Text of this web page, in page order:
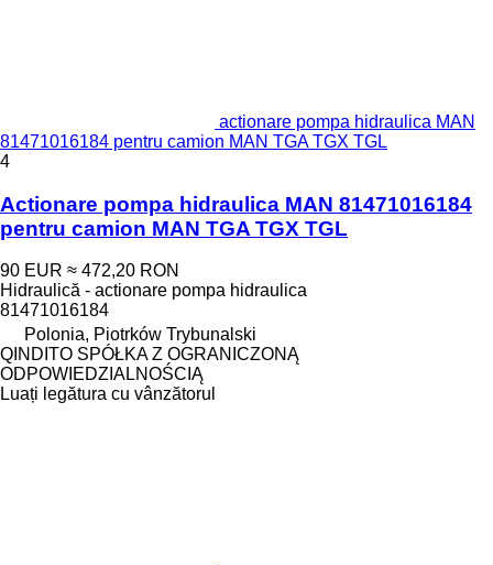
actionare pompa hidraulica MAN
81471016184 pentru camion MAN TGA TGX TGL
4
Actionare pompa hidraulica MAN 81471016184
pentru camion MAN TGA TGX TGL
90 EUR ≈ 472,20 RON
Hidraulică - actionare pompa hidraulica
81471016184
Polonia, Piotrków Trybunalski
QINDITO SPÓŁKA Z OGRANICZONĄ
ODPOWIEDZIALNOŚCIĄ
Luați legătura cu vânzătorul